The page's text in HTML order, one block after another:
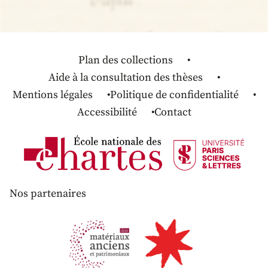
Plan des collections
Aide à la consultation des thèses
Mentions légales
Politique de confidentialité
Accessibilité
Contact
Nos partenaires